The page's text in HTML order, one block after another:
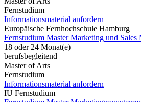
Fernstudium
Informationsmaterial anfordern
Europäische Fernhochschule Hamburg
Fernstudium Master Marketing und Sales
18 oder 24 Monat(e)
berufsbegleitend
Master of Arts
Fernstudium
Informationsmaterial anfordern
IU Fernstudium